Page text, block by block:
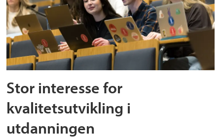
Stor interesse for
kvalitetsutvikling i
utdanningen